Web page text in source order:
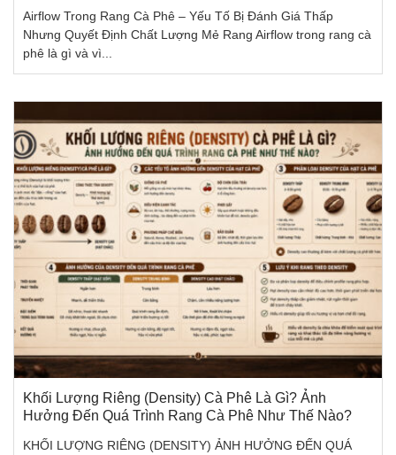
Airflow Trong Rang Cà Phê – Yếu Tố Bị Đánh Giá Thấp
Nhưng Quyết Định Chất Lượng Mẻ Rang Airflow trong rang cà
phê là gì và vì...
Khối Lượng Riêng (Density) Cà Phê Là Gì? Ảnh
Hưởng Đến Quá Trình Rang Cà Phê Như Thế Nào?
KHỐI LƯỢNG RIÊNG (DENSITY) ẢNH HƯỞNG ĐẾN QUÁ